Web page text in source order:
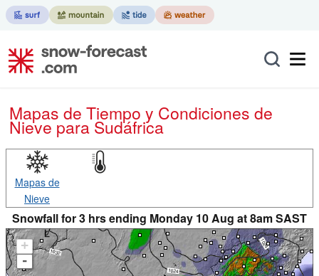
Mapas de Tiempo y Condiciones de
Nievepara Sudáfrica
Mapas de
Nieve
Snowfall for 3 hrs ending Monday 10 Aug at 8am SAST
+
-